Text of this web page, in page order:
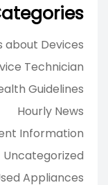
about Devices
Technician
Guidelines
Hourly News
Information
Uncategorized
Appliances